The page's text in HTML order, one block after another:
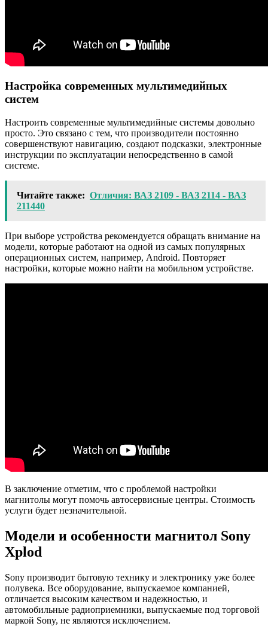
Настройка современных мультимедийных
систем
Настроить современные мультимедийные системы довольно
просто. Это связано с тем, что производители постоянно
совершенствуют навигацию, создают подсказки, электронные
инструкции по эксплуатации непосредственно в самой
системе.
Читайте также: Отличия: ВАЗ 2109 - ВАЗ 2114 - ВАЗ
211440
При выборе устройства рекомендуется обращать внимание на
модели, которые работают на одной из самых популярных
операционных систем, например, Android. Повторяет
настройки, которые можно найти на мобильном устройстве.
В заключение отметим, что с проблемой настройки
магнитолы могут помочь автосервисные центры. Стоимость
услуги будет незначительной.
Модели и особенности магнитол Sony
Xplod
Sony производит бытовую технику и электронику уже более
полувека. Все оборудование, выпускаемое компанией,
отличается высоким качеством и надежностью, и
автомобильные радиоприемники, выпускаемые под торговой
маркой Sony, не являются исключением.